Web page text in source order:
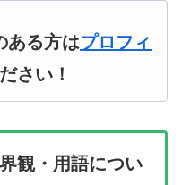
ある方はプロフィ
さい！
観・用語につい